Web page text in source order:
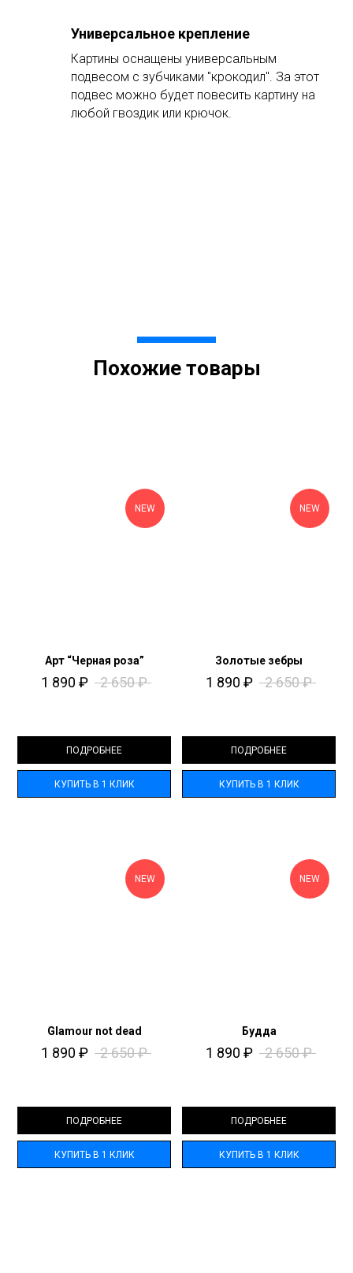
Универсальное крепление
Картины оснащены универсальным
подвесом с зубчиками "крокодил". За этот
подвес можно будет повесить картину на
любой гвоздик или крючок.
Похожие товары
NEW
Арт “Черная роза”
1 890 ₽ 2 650₽
ПОДРОБНЕЕ
КУПИТЬ В 1 КЛИК
NEW
Золотые зебры
1 890 ₽ 2 650₽
ПОДРОБНЕЕ
КУПИТЬ В 1 КЛИК
NEW
Glamour not dead
1 890 ₽ 2 650₽
ПОДРОБНЕЕ
КУПИТЬ В 1 КЛИК
NEW
Будда
1 890 ₽ 2 650₽
ПОДРОБНЕЕ
КУПИТЬ В 1 КЛИК